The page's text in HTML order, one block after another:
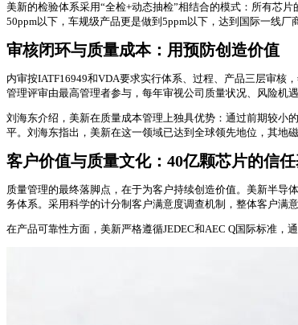
美新的检验体系采用“全检+动态抽检”相结合的模式：所有芯
50ppm以下，车规级产品更是做到5ppm以下，达到国际一线厂
审核闭环与质量成本： 用预防创造价值
内审按IATF16949和VDA要求实行体系、过程、产品三层审核
管理评审由最高管理者参与，每年审视公司质量状况、风险机遇
刘海东介绍，美新在质量成本管理上独具优势：通过前期较小
平。刘海东指出，美新在这一领域已达到全球领先地位，其地
客户价值与质量文化： 40亿颗芯片的信
质量管理的最终落脚点，在于为客户持续创造价值。美新半导
务体系。采用科学的计分制客户满意度调查机制，整体客户满
在产品可靠性方面，美新严格遵循JEDEC和AEC Q国际标准，